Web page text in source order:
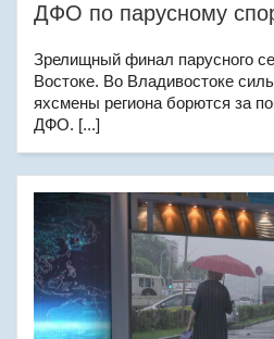
ДФО по парусному
Зрелищный финал парусного
Востоке. Во Владивостоке
яхсмены региона борются за
ДФО. [...]